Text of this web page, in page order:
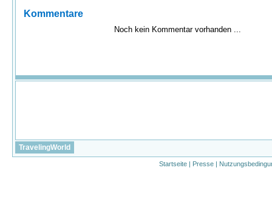
Kommentare
Noch kein Kommentar vorhanden ...
TravelingWorld
Startseite | Presse |